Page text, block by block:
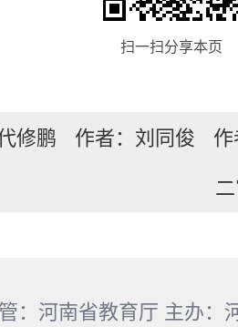
扫一扫分享本页
修鹏 作者：刘同俊
：河南省教育厅 主办：